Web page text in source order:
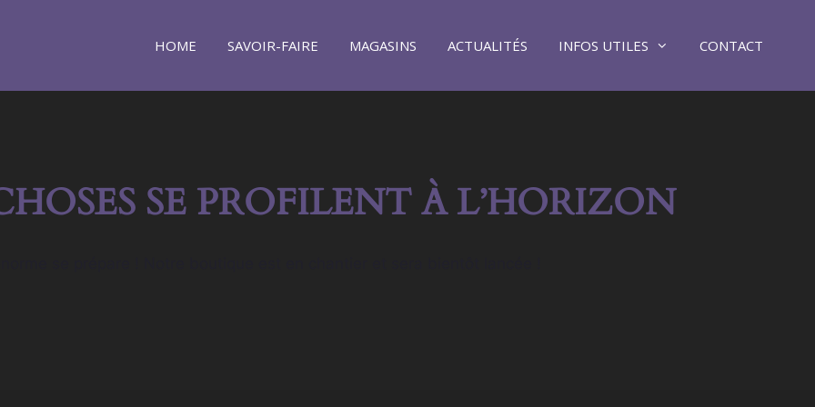
HOME SAVOIR-FAIRE MAGASINS ACTUALITÉS INFOS UTILES CONTACT
SE PROFILENT À L’HORIZON